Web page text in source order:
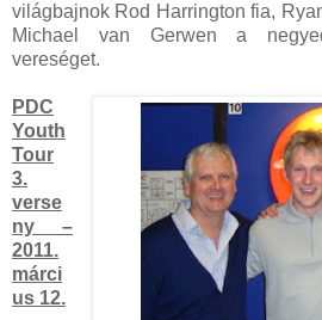
világbajnok Rod Harrington fia,
Michael van Gerwen a
vereséget.
PDC
Youth
Tour
3.
verse
ny –
2011.
márci
us 12.